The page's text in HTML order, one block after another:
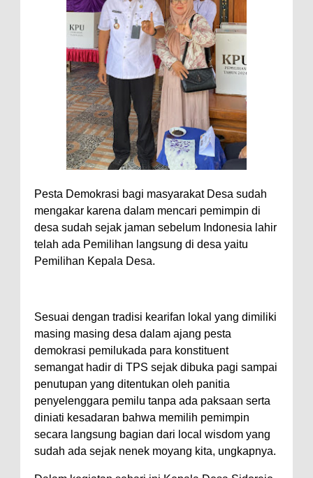
Pesta Demokrasi bagi masyarakat Desa sudah
mengakar karena dalam mencari pemimpin di
desa sudah sejak jaman sebelum Indonesia lahir
telah ada Pemilihan langsung di desa yaitu
Pemilihan Kepala Desa.
Sesuai dengan tradisi kearifan lokal yang dimiliki
masing masing desa dalam ajang pesta
demokrasi pemilukada para konstituent
semangat hadir di TPS sejak dibuka pagi sampai
penutupan yang ditentukan oleh panitia
penyelenggara pemilu tanpa ada paksaan serta
diniati kesadaran bahwa memilih pemimpin
secara langsung bagian dari local wisdom yang
sudah ada sejak nenek moyang kita, ungkapnya.